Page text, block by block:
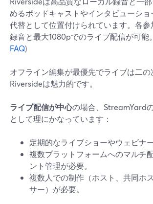
めるポッドキャストやインタビューシ
代替として位置付けられています。各
録音と最大1080pでのライブ配信が可能
FAQ)
オフライン編集が最優先でライブは二の
Riversideは魅力的です。
ライブ配信が中心の場合、StreamYard
として理にかなっています：
定期的なライブショーやウェビナ
複数プラットフォームへのマルチ
ント管理が必要。
複数人での制作（ホスト、共同ホ
サー）が必要。